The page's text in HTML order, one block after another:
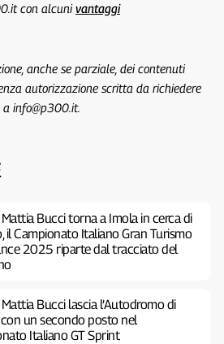
con alcunivantaggi
anche se parziale, dei contenuti
autorizzazione scritta da richiedere
a info@p300.it.
Mattia Bucci torna a Imola in cerca di
il Campionato Italiano Gran Turismo
2025 riparte dal tracciato del
Mattia Bucci lascia l’Autodromo di
un secondo posto nel
Italiano GT Sprint